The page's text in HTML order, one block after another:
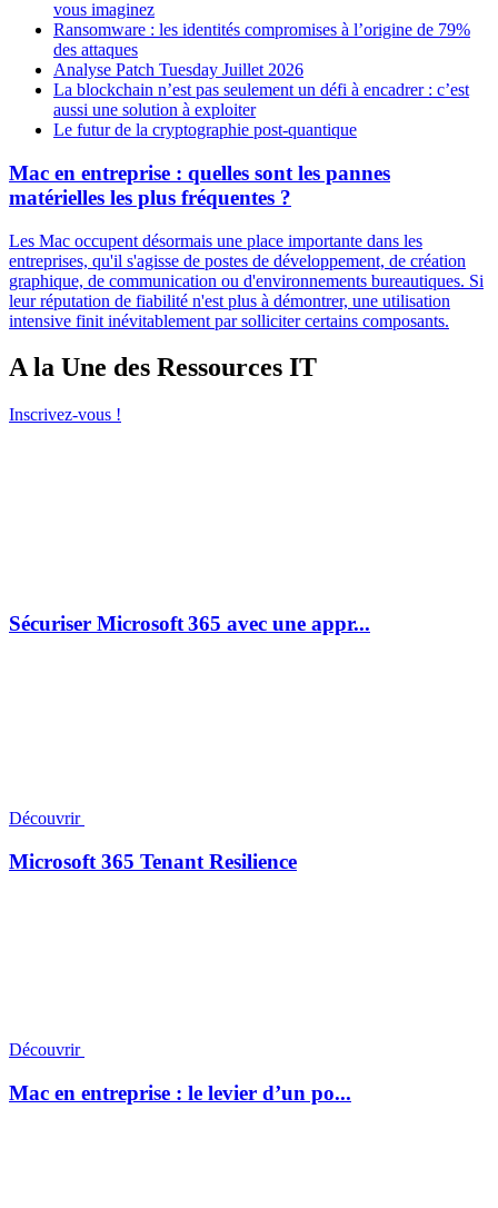
vous imaginez
Ransomware : les identités compromises à l’origine de 79%
des attaques
Analyse Patch Tuesday Juillet 2026
La blockchain n’est pas seulement un défi à encadrer : c’est
aussi une solution à exploiter
Le futur de la cryptographie post-quantique
Mac en entreprise : quelles sont les pannes
matérielles les plus fréquentes ?
Les Mac occupent désormais une place importante dans les
entreprises, qu'il s'agisse de postes de développement, de création
graphique, de communication ou d'environnements bureautiques. Si
leur réputation de fiabilité n'est plus à démontrer, une utilisation
intensive finit inévitablement par solliciter certains composants.
A la Une des Ressources IT
Inscrivez-vous !
Sécuriser Microsoft 365 avec une appr...
Découvrir
Microsoft 365 Tenant Resilience
Découvrir
Mac en entreprise : le levier d’un po...